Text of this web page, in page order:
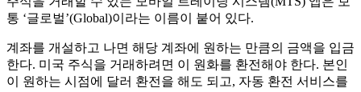
통 ‘글로벌’(Global)이라는 이름이 붙어 있다.
계좌를 개설하고 나면 해당 계좌에 원하는 만큼의 금액을 입금
한다. 미국 주식을 거래하려면 이 원화를 환전해야 한다. 본인
이 원하는 시점에 달러 환전을 해도 되고, 자동 환전 서비스를